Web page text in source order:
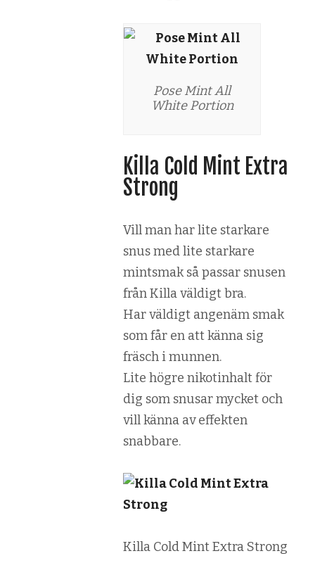
Pose Mint All
White Portion
Killa Cold Mint Extra
Strong
Vill man har lite starkare
snus med lite starkare
mintsmak så passar snusen
från Killa väldigt bra.
Har väldigt angenäm smak
som får en att känna sig
fräsch i munnen.
Lite högre nikotinhalt för
dig som snusar mycket och
vill känna av effekten
snabbare.
Killa Cold Mint Extra Strong